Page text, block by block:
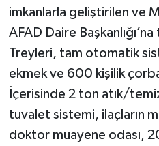
imkanlarla geliştirilen ve
AFAD Daire
Treyleri, tam otomatik
ekmek ve 600 kişilik
İçerisinde 2 ton atık/
tuvalet sistemi, ilaçların
doktor muayene odası,